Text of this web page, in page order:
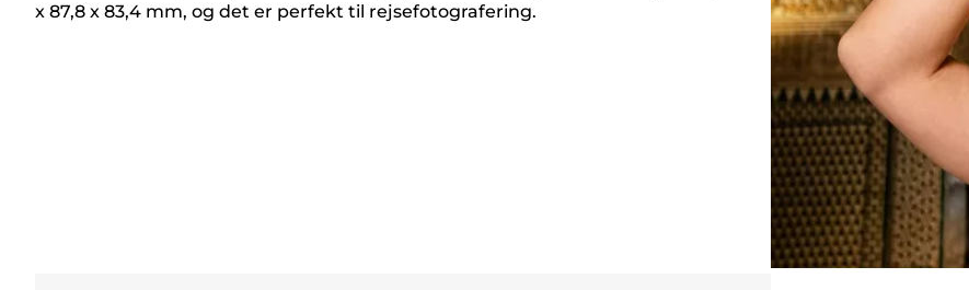
x 87,8 x 83,4 mm, og det er perfekt til rejsefotografering.